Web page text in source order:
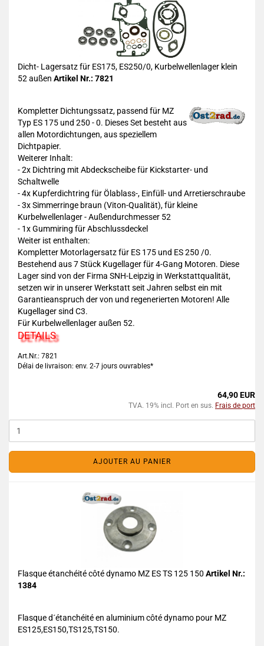
Dicht- Lagersatz für ES175, ES250/0, Kurbelwellenlager klein
52 außen Artikel Nr.: 7821
Kompletter Dichtungssatz, passend für MZ
Typ ES 175 und 250 - 0. Dieses Set besteht aus
allen Motordichtungen, aus speziellem
Dichtpapier.
Weiterer Inhalt:
- 2x Dichtring mit Abdeckscheibe für Kickstarter- und
Schaltwelle
- 4x Kupferdichtring für Ölablass-, Einfüll- und Arretierschraube
- 3x Simmerringe braun (Viton-Qualität), für kleine
Kurbelwellenlager - Außendurchmesser 52
- 1x Gummiring für Abschlussdeckel
Weiter ist enthalten:
Kompletter Motorlagersatz für ES 175 und ES 250 /0.
Bestehend aus 7 Stück Kugellager für 4-Gang Motoren. Diese
Lager sind von der Firma SNH-Leipzig in Werkstattqualität,
setzen wir in unserer Werkstatt seit Jahren selbst ein mit
Garantieanspruch der von und regenerierten Motoren! Alle
Kugellager sind C3.
Für Kurbelwellenlager außen 52.
DETAILS
Art.Nr.: 7821
Délai de livraison: env. 2-7 jours ouvrables*
64,90 EUR
TVA. 19% incl. Port en sus. Frais de port
AJOUTER AU PANIER
Flasque étanchéité côté dynamo MZ ES TS 125 150 Artikel Nr.:
1384
Flasque d´étanchéité en aluminium côté dynamo pour MZ
ES125,ES150,TS125,TS150.